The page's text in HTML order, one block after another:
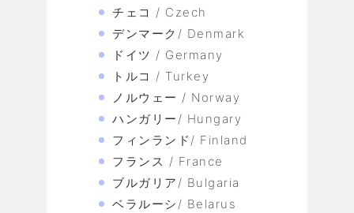
チェコ / Czech
デンマーク/ Denmark
ドイツ / Germany
トルコ / Turkey
ノルウェー / Norway
ハンガリー/ Hungary
フィンランド/ Finland
フランス / France
ブルガリア/ Bulgaria
ベラルーシ/ Belarus